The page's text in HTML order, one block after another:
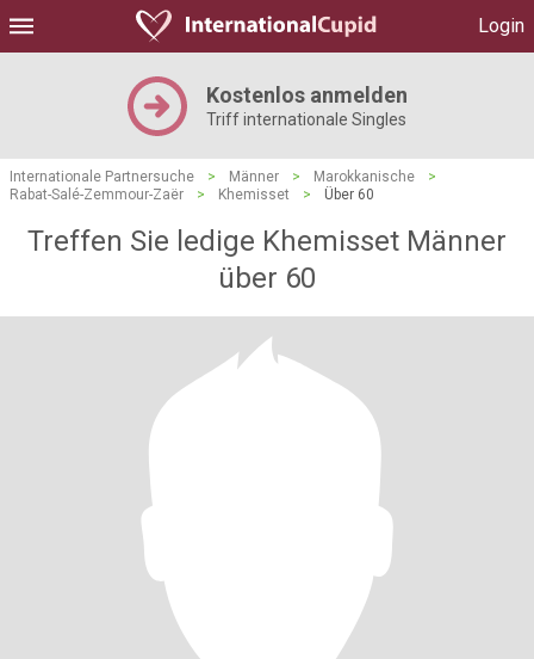
Login
Kostenlos anmelden
Triff internationale Singles
Internationale Partnersuche > Männer > Marokkanische
>
Rabat-Salé-Zemmour-Zaër
> Khemisset > Über 60
Treffen Sie ledige Khemisset Männer
über 60